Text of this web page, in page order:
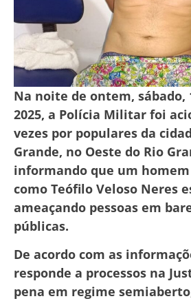
Na noite de ontem, sábado,
2025, a Polícia Militar foi
vezes por populares da
Grande, no Oeste do Rio
informando que um
como Teófilo Veloso Neres
ameaçando pessoas em
públicas.
De acordo com as
responde a processos na
pena em regime